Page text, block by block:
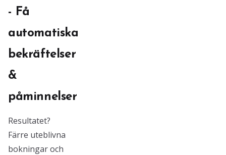
- Få
automatiska
bekräftelser
&
påminnelser
Resultatet?
Färre uteblivna
bokningar och